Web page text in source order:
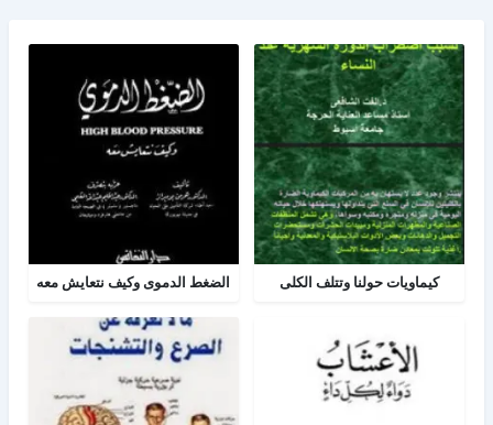
كيماويات حولنا وتتلف الكلى الضغط الدموى وكيف نتعايش معه